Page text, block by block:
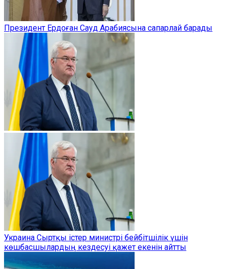
Президент Ердоған Сауд Арабиясына сапарлай барады
Украина Сыртқы істер министрі бейбітшілік үшін
көшбасшылардың кездесуі қажет екенін айтты